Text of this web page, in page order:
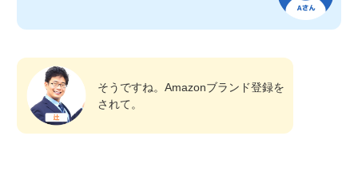
そうですね。Amazonブランド登録を
されて。